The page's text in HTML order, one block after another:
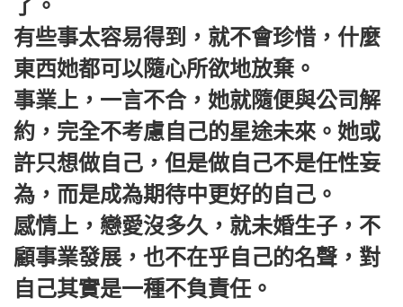
了。
有些事太容易得到，就不會珍惜，什麼
東西她都可以隨心所欲地放棄。
事業上，一言不合，她就隨便與公司解
約，完全不考慮自己的星途未來。她或
許只想做自己，但是做自己不是任性妄
為，而是成為期待中更好的自己。
感情上，戀愛沒多久，就未婚生子，不
顧事業發展，也不在乎自己的名聲，對
自己其實是一種不負責任。